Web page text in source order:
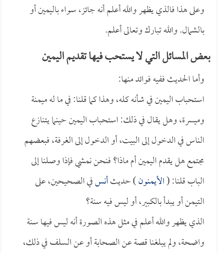
وعلى هذا فالذي يظهر والله أعلم أنه جائز، سواء باليمين أو
بالشمال. والله تبارك وتعالى أعلم.
بعض المسائل التي لا يستحب فيها تقديم اليمين
وأما الحديث ففيه فوائد منها:
استحباب اليمين في شأنه كله، وهذا كما قلنا: في ما له ميمنة
وميسرة، وهل يقال في ذلك: استحباب اليمين حينما يتنازع
الناس في الدخول إلى البيت، أو الدخول إلى الغرفة، فبعضهم
مجتمع هل يقدم اليمين أم ماذا؟ فنحن نمشي فإذا وصلنا إلى
الباب قلنا: (الأيمنون) حديثأنسفي الصحيحين، على
التيمن أو يبدأ بالكبير، أو ليس فيه سنة؟
الذي يظهر والله أعلم في مثل هذه الصورة أنه ليس فيها سنة
واضحة، ولم يبلغنا قصة عن الصحابة أو عن السلف في ذلك،